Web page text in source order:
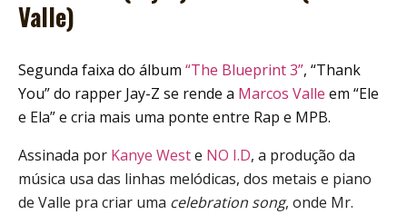
Valle)
Segunda faixa do álbum “The Blueprint 3”, “Thank
You” do rapper Jay-Z se rende a Marcos Valle em “Ele
e Ela” e cria mais uma ponte entre Rap e MPB.
Assinada por Kanye Weste NO I.D, a produção da
música usa das linhas melódicas, dos metais e piano
de Valle pra criar uma celebration song, onde Mr.